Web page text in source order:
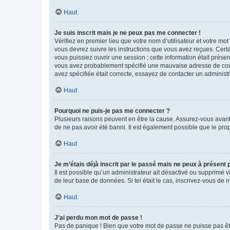
Haut
Je suis inscrit mais je ne peux pas me connecter !
Vérifiez en premier lieu que votre nom d’utilisateur et votre
vous devrez suivre les instructions que vous avez reçues.
vous puissiez ouvrir une session ; cette information était
vous avez probablement spécifié une mauvaise adresse de
avez spécifiée était correcte, essayez de contacter un
Haut
Pourquoi ne puis-je pas me connecter ?
Plusieurs raisons peuvent en être la cause. Assurez-vous
de ne pas avoir été banni. Il est également possible que le
Haut
Je m’étais déjà inscrit par le passé mais ne peux à présent
Il est possible qu’un administrateur ait désactivé ou
de leur base de données. Si tel était le cas, inscrivez-vous de
Haut
J’ai perdu mon mot de passe !
Pas de panique ! Bien que votre mot de passe ne puisse pas